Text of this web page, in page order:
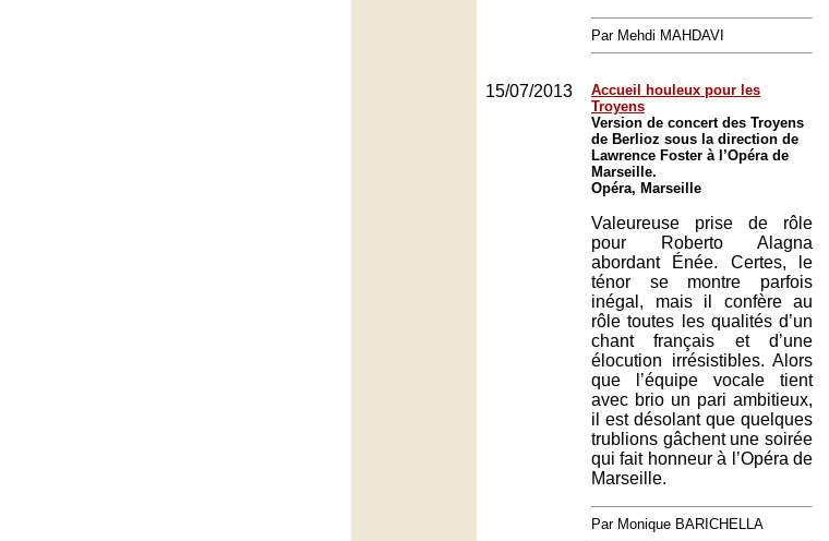
Par Mehdi MAHDAVI
15/07/2013
Accueil houleux pour les
Troyens
Version de concert des Troyens
de Berlioz sous la direction de
Lawrence Foster à l’Opéra de
Marseille.
Opéra, Marseille
Valeureuse prise de rôle
pour Roberto Alagna
abordant Énée. Certes, le
ténor se montre parfois
inégal, mais il confère au
rôle toutes les qualités d’un
chant français et d’une
élocution irrésistibles. Alors
que l’équipe vocale tient
avec brio un pari ambitieux,
il est désolant que quelques
trublions gâchent une soirée
qui fait honneur à l’Opéra de
Marseille.
Par Monique BARICHELLA